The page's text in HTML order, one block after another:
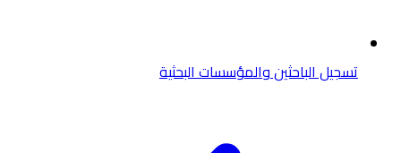
تسجيل الباحثين والمؤسسات البحثية